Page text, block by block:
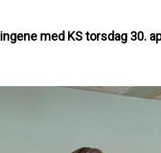
med KS torsdag 30.